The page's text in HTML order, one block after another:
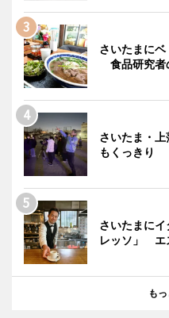
さいたまにベ
食品研究者
さいたま・
もくっきり
さいたまに
レッソ」 エ
も